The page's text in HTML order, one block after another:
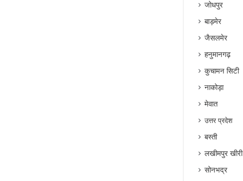
भिवाड़ी
खैरथल- तिजारा
अलवर
जयपुर
जोधपुर
बाड़मेर
जैसलमेर
हनुमानगढ़
कुचामन सिटी
नाकोड़ा
मेवात